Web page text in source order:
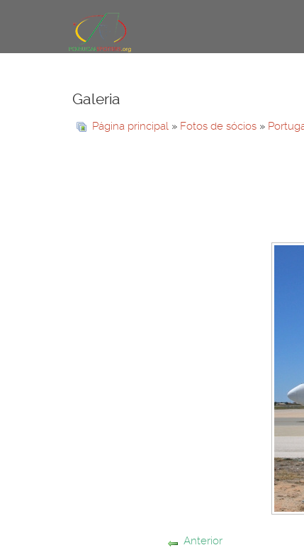
Galeria
Página principal » Fotos de sócios »
Anterior